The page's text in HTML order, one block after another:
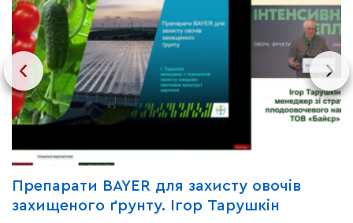
Препарати BAYER для захисту овочів
захищеного ґрунту. Ігор Тарушкін